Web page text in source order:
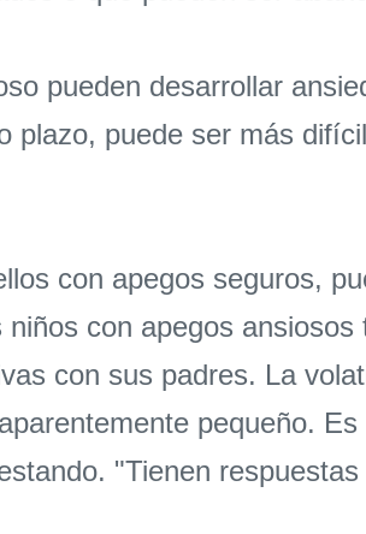
pueden desarrollar
plazo, puede ser más
con apegos seguros,
con apegos ansiosos
con sus padres. La
pequeño.
"Tienen